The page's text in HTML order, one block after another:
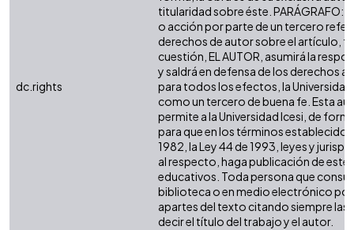
dc.rights
titularidad sobre éste. PARÁGRAFO:
o acción por parte de un tercero
derechos de autor sobre el artículo,
cuestión, EL AUTOR, asumirá la
y saldrá en defensa de los derechos
para todos los efectos, la Universidad
como un tercero de buena fe. Esta
permite a la Universidad Icesi, de
para que en los términos establecidos
1982, la Ley 44 de 1993, leyes y
al respecto, haga publicación de este
educativos. Toda persona que
biblioteca o en medio electrónico
apartes del texto citando siempre las
decir el título del trabajo y el autor.